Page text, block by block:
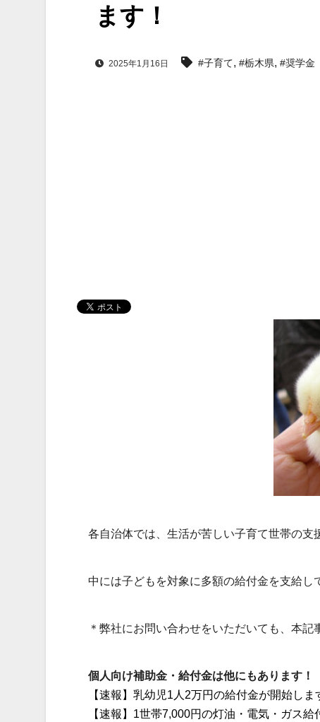
ます！
2025年1月16日 #子育て, #栃木県, #奨学金
各自治体では、生活が苦しい子育て世帯の支
中には子どもを対象に多額の給付金を支給し
＊弊社にお問い合わせをいただいても、本記
個人向け補助金・給付金は他にもあります！
【速報】乳幼児1人2万円の給付金が開始しま
【速報】1世帯7,000円の灯油・電気・ガス給